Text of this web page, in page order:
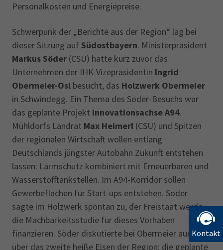
Kontakt
Personalkosten und Energiepreise.
Schwerpunk der „Berichte aus der Region“ lag bei
dieser Sitzung auf Südostbayern. Ministerpräsident
Markus Söder (CSU) hatte kurz zuvor das
Unternehmen der IHK-Vizepräsidentin Ingrid
Obermeier-Osl besucht, das Holzwerk Obermeier
in Schwindegg. Ein Thema des Söder-Besuchs war
das geplante Projekt Innovationsachse A94.
Mühldorfs Landrat Max Heimerl (CSU) und Spitzen
der regionalen Wirtschaft wollen entlang
Deutschlands jüngster Autobahn Zukunft entstehen
lassen: Lärmschutz kombiniert mit Erneuerbaren und
Wasserstofftankstellen. Im A94-Korridor sollen
Gewerbeflächen für Start-ups entstehen. Söder
sagte im Holzwerk spontan zu, der Freistaat werde
die Machbarkeitsstudie für dieses Vorhaben
finanzieren. Söder diskutierte bei Obermeier auch
über das zweite heiße Eisen der Region: die geplante